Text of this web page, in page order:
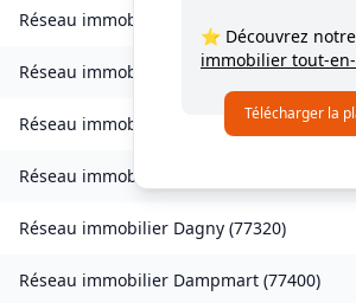
Réseau immobilier
Réseau immobilier Coupvray(77700)
Réseau immobilier Courchamp(77560
Réseau immobilier
Réseau immobilier Dagny (77320)
Réseau immobilier Dampmart (77400)
⭐ Découvrez notre
immobilier tout-
Télécharger la